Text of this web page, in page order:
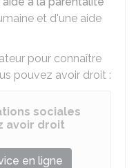
et d'une aide
pour connaître
pouvez avoir droit :
sociales
avoir droit
en ligne